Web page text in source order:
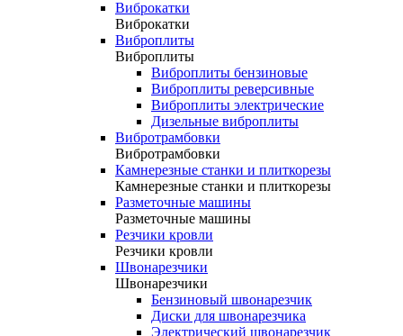
Виброкатки
Виброкатки
Виброплиты
Виброплиты
Виброплиты бензиновые
Виброплиты реверсивные
Виброплиты электрические
Дизельные виброплиты
Вибротрамбовки
Вибротрамбовки
Камнерезные станки и плиткорезы
Камнерезные станки и плиткорезы
Разметочные машины
Разметочные машины
Резчики кровли
Резчики кровли
Швонарезчики
Швонарезчики
Бензиновый швонарезчик
Диски для швонарезчика
Электрический швонарезчик